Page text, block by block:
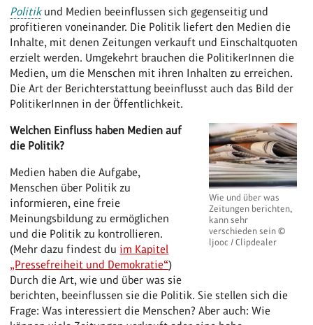
Politikund Medien beeinflussen sich gegenseitig und
profitieren voneinander. Die Politik liefert den Medien die
Inhalte, mit denen Zeitungen verkauft und Einschaltquoten
erzielt werden. Umgekehrt brauchen die PolitikerInnen die
Medien, um die Menschen mit ihren Inhalten zu erreichen.
Die Art der Berichterstattung beeinflusst auch das Bild der
PolitikerInnen in der Öffentlichkeit.
Wie und über was
Zeitungen berichten,
kann sehr
verschieden sein ©
ljooc / Clipdealer
Welchen Einfluss haben Medien auf
die Politik?
Medien haben die Aufgabe,
Menschen über Politik zu
informieren, eine freie
Meinungsbildung zu ermöglichen
und die Politik zu kontrollieren.
(Mehr dazu findest du im Kapitel
„Pressefreiheit und Demokratie“)
Durch die Art, wie und über was sie
berichten, beeinflussen sie die Politik. Sie stellen sich die
Frage: Was interessiert die Menschen? Aber auch: Wie